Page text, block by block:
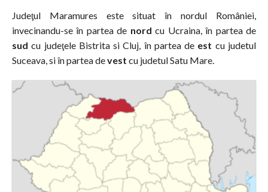
Judeţul Maramures este situat în nordul României,
invecinandu-se în partea de nord cu Ucraina, în partea de
sud cu judeţele Bistrita si Cluj, în partea de est cu judetul
Suceava, si în partea devest cu judetul Satu Mare.